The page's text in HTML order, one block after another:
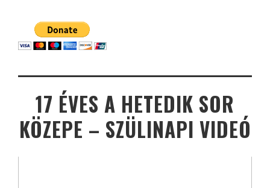
17 ÉVES A HETEDIK SOR
KÖZEPE – SZÜLINAPI VIDEÓ